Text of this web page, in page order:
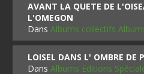
AVANT LA QUETE DE
L'OMEGON
DansAlbums collectifs
LOISEL DANS L' OMBRE DE
DansAlbums Editions